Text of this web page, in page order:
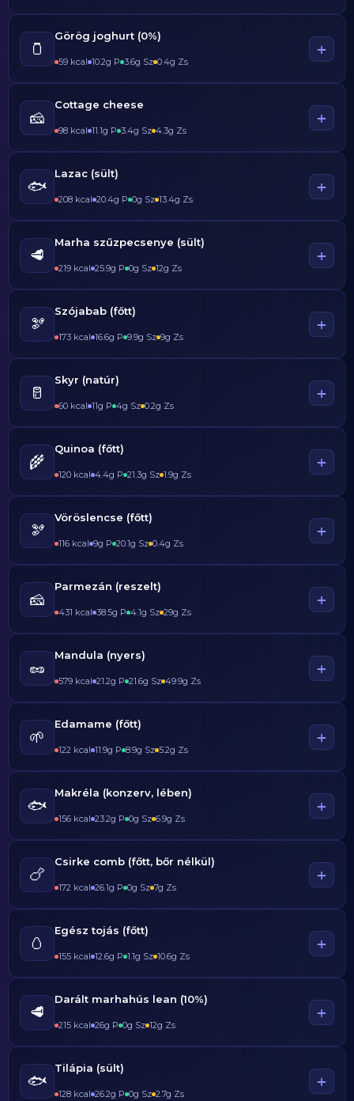
🫙
Görög joghurt (0%)
59 kcal 10.2g P 3.6g Sz 0.4g Zs
+
🧀
Cottage cheese
98 kcal 11.1g P 3.4g Sz 4.3g Zs
+
🐟
Lazac (sült)
208 kcal 20.4g P 0g Sz 13.4g Zs
+
🥩
Marha szűzpecsenye (sült)
219 kcal 25.9g P 0g Sz 12g Zs
+
🫘
Szójabab (főtt)
173 kcal 16.6g P 9.9g Sz 9g Zs
+
🥛
Skyr (natúr)
60 kcal 11g P 4g Sz 0.2g Zs
+
🌾
Quinoa (főtt)
120 kcal 4.4g P 21.3g Sz 1.9g Zs
+
🫘
Vöröslencse (főtt)
116 kcal 9g P 20.1g Sz 0.4g Zs
+
🧀
Parmezán (reszelt)
431 kcal 38.5g P 4.1g Sz 29g Zs
+
🥜
Mandula (nyers)
579 kcal 21.2g P 21.6g Sz 49.9g Zs
+
🌱
Edamame (főtt)
122 kcal 11.9g P 8.9g Sz 5.2g Zs
+
🐟
Makréla (konzerv, lében)
156 kcal 23.2g P 0g Sz 6.9g Zs
+
🍗
Csirke comb (főtt, bőr nélkül)
172 kcal 26.1g P 0g Sz 7g Zs
+
🥚
Egész tojás (főtt)
155 kcal 12.6g P 1.1g Sz 10.6g Zs
+
🥩
Darált marhahús lean (10%)
215 kcal 26g P 0g Sz 12g Zs
+
🐟
Tilápia (sült)
128 kcal 26.2g P 0g Sz 2.7g Zs
+